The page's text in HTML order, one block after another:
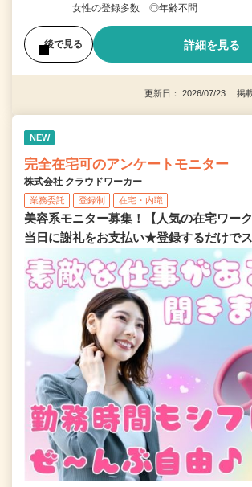
女性の登録多数 ◎年齢不問
後で見る 詳細を見る
更新日： 2026/07/23 掲
NEW
完全在宅可のアンケートモニター
株式会社 クラウドワーカー
業務委託 登録制 在宅・内職
美容系モニター募集！【人気の在宅ワー
当日に謝礼をお支払い★登録するだけで